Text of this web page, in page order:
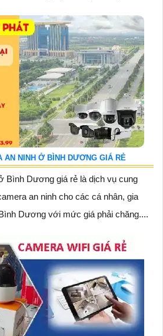
AN NINH Ở BÌNH DƯƠNG GIÁ RẺ
Bình Dương giá rẻ là dịch vụ cung
an ninh cho các cá nhân, gia
Dương với mức giá phải chăng....